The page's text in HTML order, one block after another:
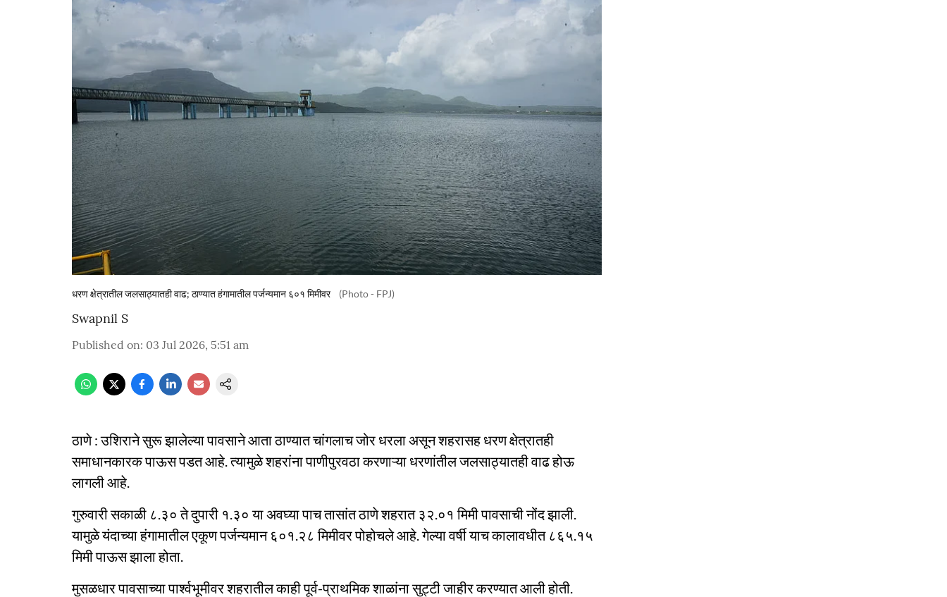
धरण क्षेत्रातील जलसाठ्यातही वाढ; ठाण्यात हंगामातील पर्जन्यमान ६०१ मिमीवर (Photo - FPJ)
Swapnil S
Published on: 03 Jul 2026, 5:51 am
ठाणे : उशिराने सुरू झालेल्या पावसाने आता ठाण्यात चांगलाच जोर धरला असून शहरासह धरण क्षेत्रातही
समाधानकारक पाऊस पडत आहे. त्यामुळे शहरांना पाणीपुरवठा करणाऱ्या धरणांतील जलसाठ्यातही वाढ होऊ
लागली आहे.
गुरुवारी सकाळी ८.३० ते दुपारी १.३० या अवघ्या पाच तासांत ठाणे शहरात ३२.०१ मिमी पावसाची नोंद झाली.
यामुळे यंदाच्या हंगामातील एकूण पर्जन्यमान ६०१.२८ मिमीवर पोहोचले आहे. गेल्या वर्षी याच कालावधीत ८६५.१५
मिमी पाऊस झाला होता.
मुसळधार पावसाच्या पार्श्वभूमीवर शहरातील काही पूर्व-प्राथमिक शाळांना सुट्टी जाहीर करण्यात आली होती.